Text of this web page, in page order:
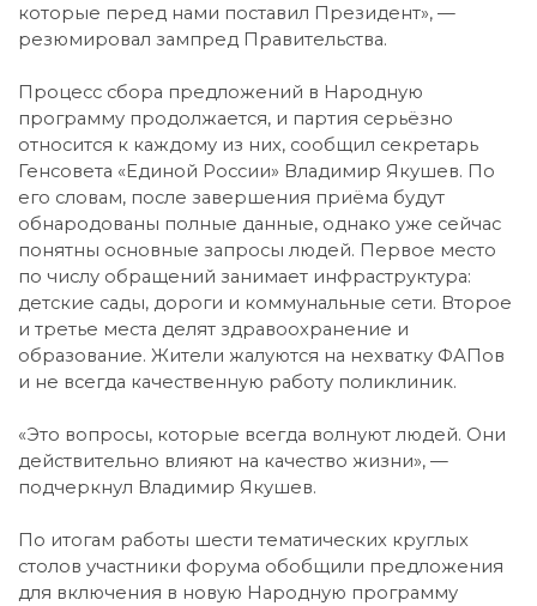
которые перед нами поставил Президент», —
резюмировал зампред Правительства.
Процесс сбора предложений в Народную
программу продолжается, и партия серьёзно
относится к каждому из них, сообщил секретарь
Генсовета «Единой России» Владимир Якушев. По
его словам, после завершения приёма будут
обнародованы полные данные, однако уже сейчас
понятны основные запросы людей. Первое место
по числу обращений занимает инфраструктура:
детские сады, дороги и коммунальные сети. Второе
и третье места делят здравоохранение и
образование. Жители жалуются на нехватку ФАПов
и не всегда качественную работу поликлиник.
«Это вопросы, которые всегда волнуют людей. Они
действительно влияют на качество жизни», —
подчеркнул Владимир Якушев.
По итогам работы шести тематических круглых
столов участники форума обобщили предложения
для включения в новую Народную программу